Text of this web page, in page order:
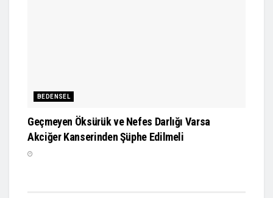
BEDENSEL
Geçmeyen Öksürük ve Nefes Darlığı Varsa
Akciğer Kanserinden Şüphe Edilmeli